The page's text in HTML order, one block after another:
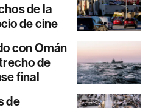
de la
de cine
con Omán
de
final
de